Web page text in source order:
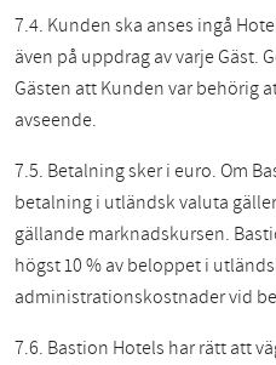
7.4. Kunden ska anses ingå
även på uppdrag av varje Gäst.
Gästen att Kunden var behörig
avseende.
7.5. Betalning sker i euro. Om
betalning i utländsk valuta
gällande marknadskursen.
högst 10 % av beloppet i
administrationskostnader vid
7.6. Bastion Hotels har rätt att